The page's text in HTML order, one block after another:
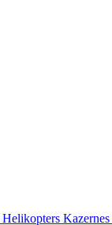
Helikopters Kazernes